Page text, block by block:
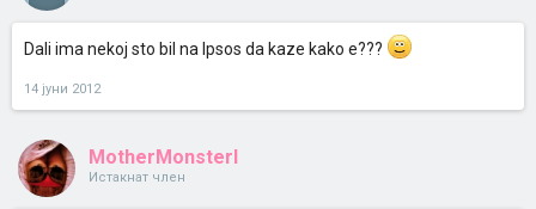
Dali ima nekoj sto bil na Ipsos da kaze kako e???
14 јуни 2012
MotherMonsterI
Истакнат член